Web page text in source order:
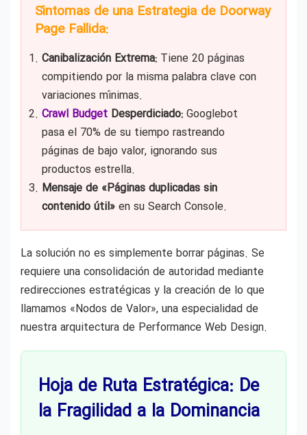
Síntomas de una Estrategia de Doorway
Page Fallida:
Canibalización Extrema: Tiene 20 páginas
compitiendo por la misma palabra clave con
variaciones mínimas.
Crawl Budget Desperdiciado: Googlebot
pasa el 70% de su tiempo rastreando
páginas de bajo valor, ignorando sus
productos estrella.
Mensaje de «Páginas duplicadas sin
contenido útil» en su Search Console.
La solución no es simplemente borrar páginas. Se
requiere una consolidación de autoridad mediante
redirecciones estratégicas y la creación de lo que
llamamos «Nodos de Valor», una especialidad de
nuestra arquitectura de Performance Web Design.
Hoja de Ruta Estratégica: De
la Fragilidad a la Dominancia